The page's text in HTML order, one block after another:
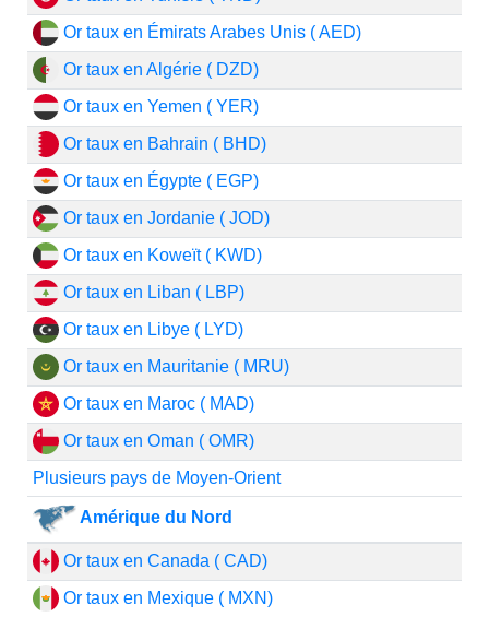
Or taux en Émirats Arabes Unis ( AED)
Or taux en Algérie ( DZD)
Or taux en Yemen ( YER)
Or taux en Bahrain ( BHD)
Or taux en Égypte ( EGP)
Or taux en Jordanie ( JOD)
Or taux en Koweït ( KWD)
Or taux en Liban ( LBP)
Or taux en Libye ( LYD)
Or taux en Mauritanie ( MRU)
Or taux en Maroc ( MAD)
Or taux en Oman ( OMR)
Plusieurs pays de Moyen-Orient
Amérique du Nord
Or taux en Canada ( CAD)
Or taux en Mexique ( MXN)